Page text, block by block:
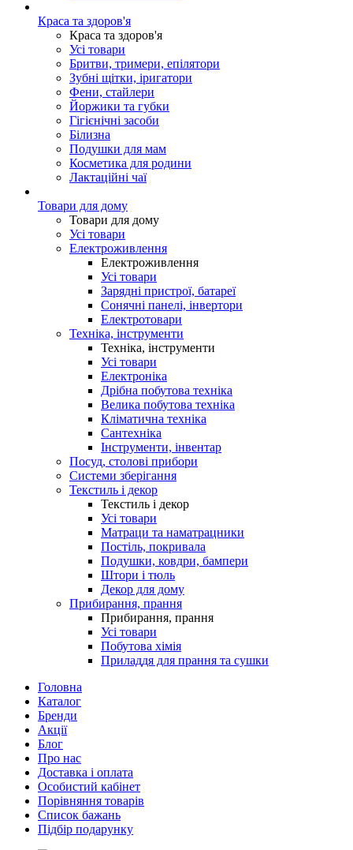
Краса та здоров'я
Краса та здоров'я
Усі товари
Бритви, тримери, епілятори
Зубні щітки, іригатори
Фени, стайлери
Йоржики та губки
Гігієнічні засоби
Білизна
Подушки для мам
Косметика для родини
Лактаційні чаї
Товари для дому
Товари для дому
Усі товари
Електроживлення
Електроживлення
Усі товари
Зарядні пристрої, батареї
Сонячні панелі, інвертори
Електротовари
Техніка, інструменти
Техніка, інструменти
Усі товари
Електроніка
Дрібна побутова техніка
Велика побутова техніка
Кліматична техніка
Сантехніка
Інструменти, інвентар
Посуд, столові прибори
Системи зберігання
Текстиль і декор
Текстиль і декор
Усі товари
Матраци та наматрацники
Постіль, покривала
Подушки, ковдри, бампери
Штори і тюль
Декор для дому
Прибирання, прання
Прибирання, прання
Усі товари
Побутова хімія
Приладдя для прання та сушки
Головна
Каталог
Бренди
Акції
Блог
Про нас
Доставка і оплата
Особистий кабінет
Порівняння товарів
Список бажань
Підбір подарунку